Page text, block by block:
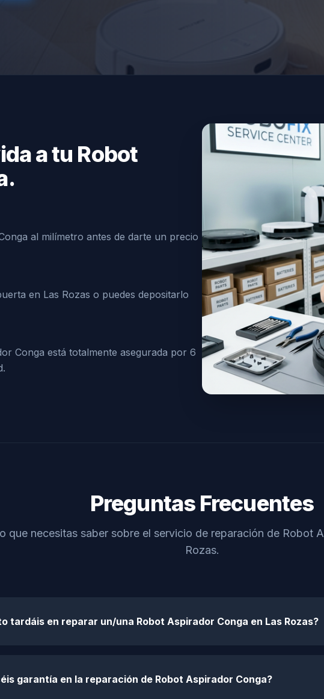
a tu Robot
al milímetro antes de darte un precio
en Las Rozas o puedes depositarlo
Conga está totalmente asegurada por 6
Preguntas Frecuentes
que necesitas saber sobre el servicio de reparación de Robot
Rozas.
tardáis en reparar un/una Robot Aspirador Conga en Las Rozas?
garantía en la reparación de Robot Aspirador Conga?